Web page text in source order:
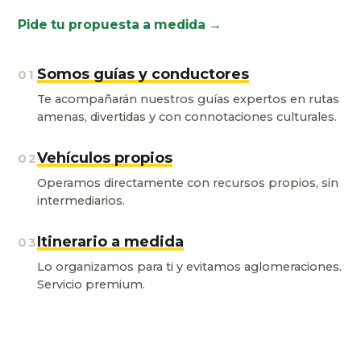
Pide tu propuesta a medida →
01 Somos guías y conductores
Te acompañarán nuestros guías expertos en rutas
amenas, divertidas y con connotaciones culturales.
02Vehículos propios
Operamos directamente con recursos propios, sin
intermediarios.
03Itinerario a medida
Lo organizamos para ti y evitamos aglomeraciones.
Servicio premium.